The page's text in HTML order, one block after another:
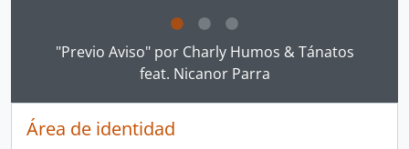
Clicking this description title link will open the
"Previo Aviso" por Charly Humos & Tánatos
feat. Nicanor Parra
Área de identidad